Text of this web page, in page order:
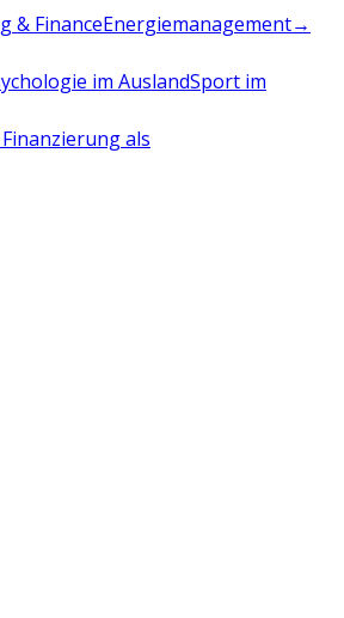
& FinanceEnergiemanagement→
im AuslandSport im
als